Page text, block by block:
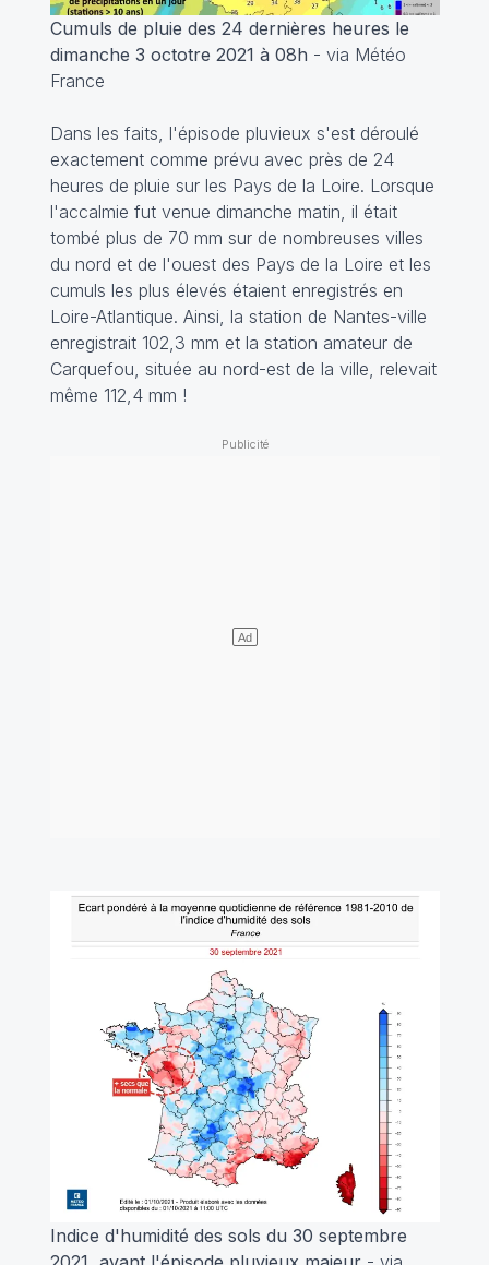
Cumuls de pluie des 24 dernières heures le
dimanche 3 octotre 2021 à 08h - via Météo
France
Dans les faits, l'épisode pluvieux s'est déroulé
exactement comme prévu avec près de 24
heures de pluie sur les Pays de la Loire. Lorsque
l'accalmie fut venue dimanche matin, il était
tombé plus de 70 mm sur de nombreuses villes
du nord et de l'ouest des Pays de la Loire et les
cumuls les plus élevés étaient enregistrés en
Loire-Atlantique. Ainsi, la station de Nantes-ville
enregistrait 102,3 mm et la station amateur de
Carquefou, située au nord-est de la ville, relevait
même 112,4 mm !
Indice d'humidité des sols du 30 septembre